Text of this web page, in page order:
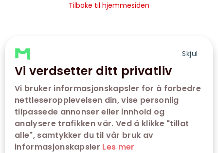
Skjul
Vi verdsetter ditt privatliv
Vi bruker informasjonskapsler for å forbedre
nettleseropplevelsen din, vise personlig
tilpassede annonser eller innhold og
analysere trafikken vår. Ved å klikke "tillat
alle", samtykker du til vår bruk av
informasjonskapsler Les mer
Tilbake til hjemmesiden